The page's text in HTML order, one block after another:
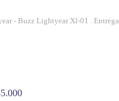
- Buzz Lightyear Xl-01 . Entrega